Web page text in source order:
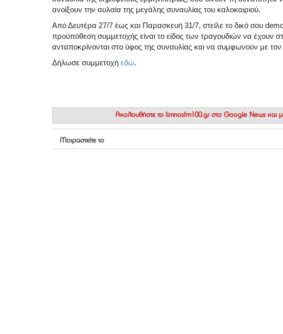
ανοίξουν την αυλαία της μεγάλης συναυλίας του καλοκαιριού.
Από Δευτέρα 27/7 έως και Παρασκευή 31/7, στείλε το δικό σου
προϋπόθεση συμμετοχής είναι το είδος των τραγουδιών να έχουν
ανταποκρίνονται στο ύφος της συναυλίας και να συμφωνούν με
Δήλωσε συμμετοχή εδώ.
Ακολουθήστε το limnosfm100.gr στο Google News και
Μοιραστείτε το